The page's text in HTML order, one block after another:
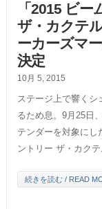
「2015 ビ
ザ・カクテ
ーカーズマ
決定
10月 5, 2015
ステージ上で響くシ
るため息。9月25日
テンダーを対象にし
ントリー ザ・カク
続きを読む / READ